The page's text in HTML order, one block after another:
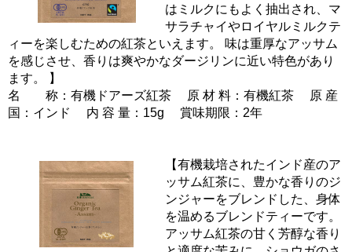
はミルクにもよく抽出され、マ
サラチャイやロイヤルミルクテ
ィーを楽しむための紅茶といえます。 味は重厚なアッサム
を感じさせ、香りは爽やかなダージリンに近い特色があり
ます。 】
名 称：有機ドアーズ紅茶 原 材 料：有機紅茶 原 産
国：インド 内 容 量：15g 賞味期限：2年
【有機栽培されたインド産のア
ッサム紅茶に、豊かな香りのジ
ンジャーをブレンドした、身体
を温めるブレンドティーです。
アッサム紅茶の甘く芳醇な香り